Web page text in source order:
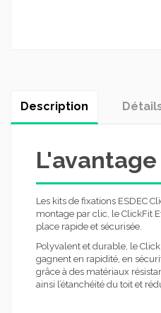
Description
Les kits de fixations ESDEC
montage par clic, le ClickFit
place rapide et sécurisée.
Polyvalent et durable, le
gagnent en rapidité, en
grâce à des matériaux
ainsi l’étanchéité du toit et